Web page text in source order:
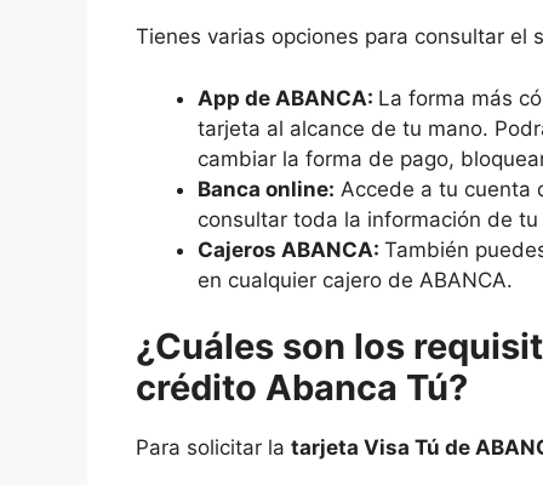
Tienes varias opciones para consultar el
App de ABANCA: La forma más
tarjeta al alcance de tu mano.
cambiar la forma de pago,
Banca online: Accede a tu cuenta
consultar toda la información de
Cajeros ABANCA: También
en cualquier cajero de ABANCA.
¿Cuáles son los
crédito Abanca Tú?
Para solicitar la tarjeta Visa Tú de